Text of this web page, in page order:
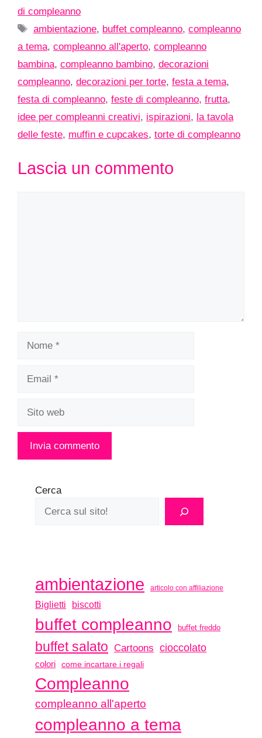
di compleanno
Tag
ambientazione, buffet compleanno,compleanno
a tema, compleanno all'aperto, compleanno
bambina, compleanno bambino, decorazioni
compleanno, decorazioni per torte, festa a tema,
festa di compleanno, feste di compleanno, frutta,
idee per compleanni creativi, ispirazioni, la tavola
delle feste, muffin e cupcakes, torte di compleanno
Lascia un commento
Cerca
ambientazione articolo con affiliazione
Biglietti biscotti
buffet compleanno buffet freddo
buffet salato Cartoons cioccolato
colori come incartare i regali
Compleanno
compleanno all'aperto
compleanno a tema